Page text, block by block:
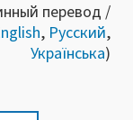
перевод /
, Русский,
Українська)